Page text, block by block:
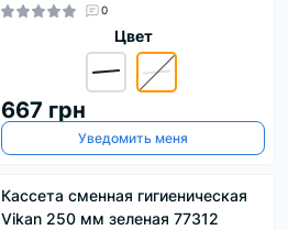
0
Цвет
667 грн
Уведомить меня
Кассета сменная гигиеническая
Vikan 250 мм зеленая 77312